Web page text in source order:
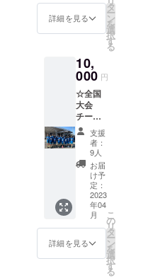
名
＜チームス
拘る勇気 ブ
レない覚悟
＜練習日＞
毎週火曜日
と土日祝日
※月曜日及び
水曜日〜金
曜日はコー
チが地域を
対象に開催
しているバ
スケットス
詳細を見る
タ
ー
ン
を
選
択
す
る
10,
000 円
☆全国
大会
チーム
ダイ
ジェス
ト動画
☆ ＋子
どもた
ちから
のお礼
のメッ
セージ
＆動画
支援
者：
9人
お届
け予
定：
2023
年04
月
詳細を見る
こ
の
リ
タ
ー
ン
を
選
択
す
る